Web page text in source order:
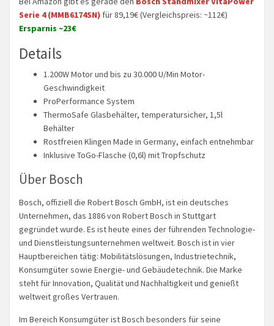
Serie 4 (MMB6174SN) für 89,19€ (Vergleichspreis: ~112€)
Ersparnis ~23€
Details
1.200W Motor und bis zu 30.000 U/Min Motor-
Geschwindigkeit
ProPerformance System
ThermoSafe Glasbehälter, temperatursicher, 1,5l
Behälter
Rostfreien Klingen Made in Germany, einfach entnehmbar
Inklusive ToGo-Flasche (0,6l) mit Tropfschutz
Über Bosch
Bosch, offiziell die Robert Bosch GmbH, ist ein deutsches
Unternehmen, das 1886 von Robert Bosch in Stuttgart
gegründet wurde. Es ist heute eines der führenden Technologie-
und Dienstleistungsunternehmen weltweit. Bosch ist in vier
Hauptbereichen tätig: Mobilitätslösungen, Industrietechnik,
Konsumgüter sowie Energie- und Gebäudetechnik. Die Marke
steht für Innovation, Qualität und Nachhaltigkeit und genießt
weltweit großes Vertrauen.
Im Bereich Konsumgüter ist Bosch besonders für seine